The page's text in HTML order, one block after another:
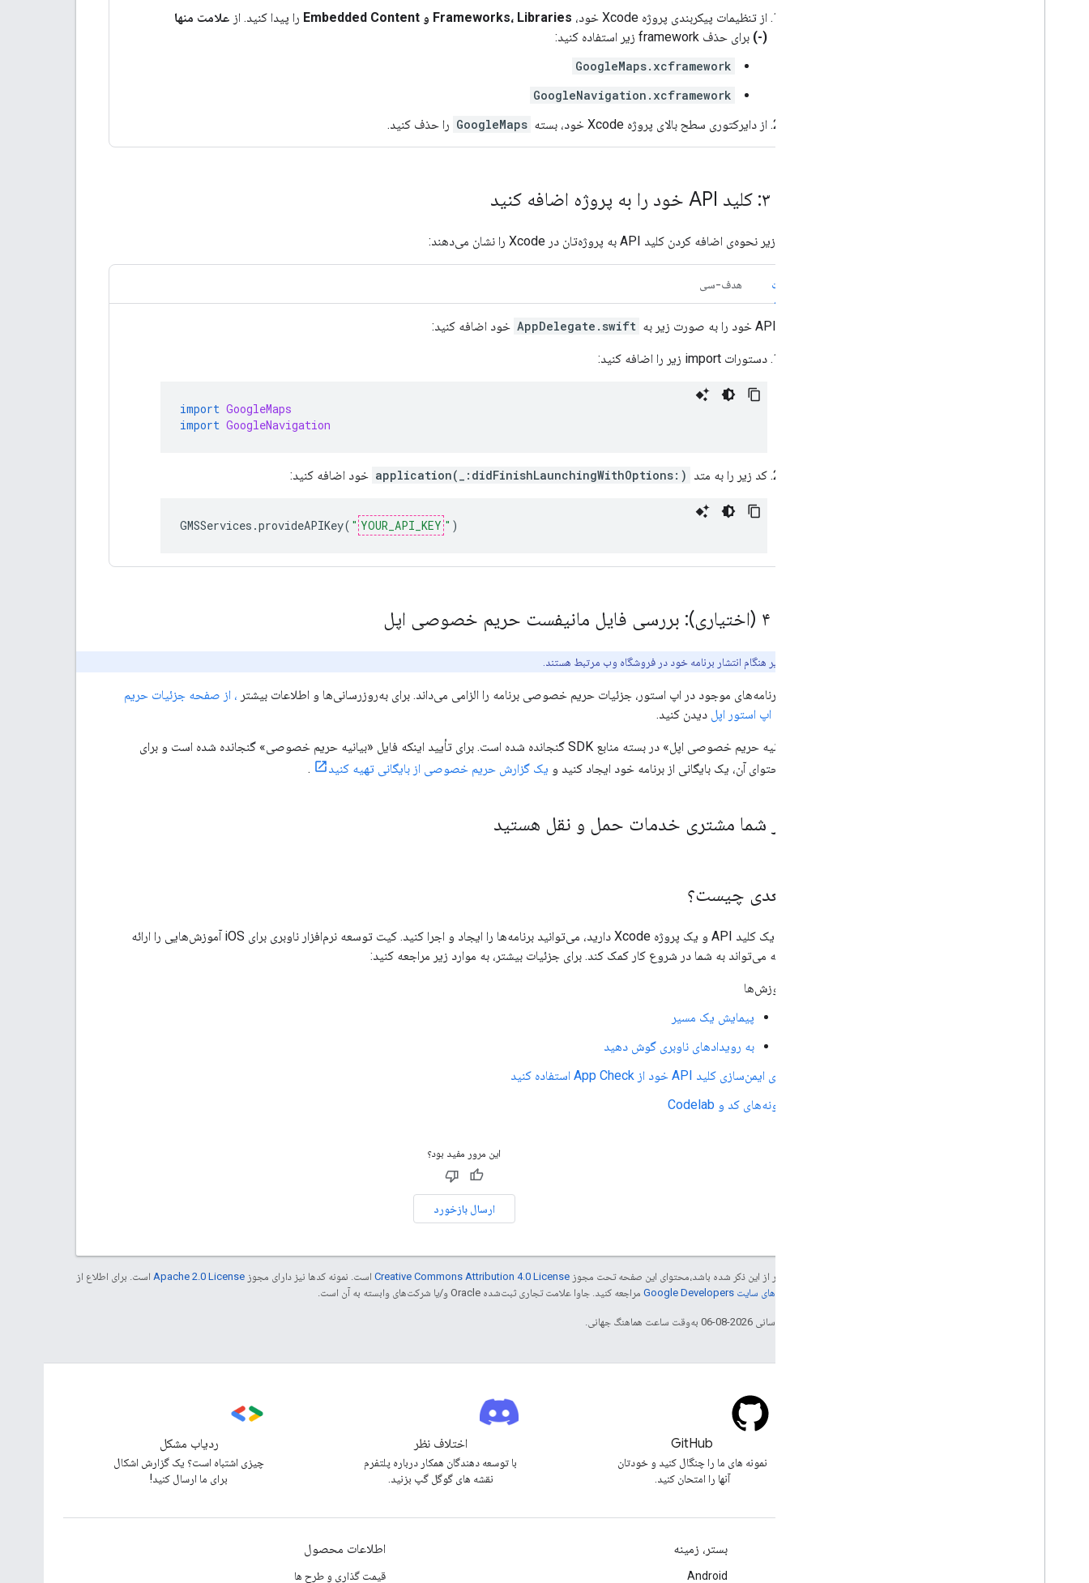
از تنظیمات پیکربندی پروژه Xcode خود،
Frameworks، Libraries و Embedded Content را پیدا کنید. از علامت منها
(-) برای حذف framework زیر استفاده کنید:
GoogleMaps.xcframework
GoogleNavigation.xcframework
از دایرکتوری سطح بالای پروژه Xcode خود، بسته
GoogleMaps را حذف کنید.
مثال‌های زیر نحوه‌ی اضافه کردن کلید API به پروژه‌تان در Xcode را نشان می‌دهند:
سویفت هدف-سی
AppDelegate.swift خود اضافه کنید:
دستورات import زیر را اضافه کنید:
import GoogleMaps
import GoogleNavigation
کد زیر را به متد application(_:didFinishLaunchingWithOptions:) خود اضافه کنید:
GMSServices .provideAPIKey( " YOUR_API_KEY " )
موارد زیر هنگام انتشار برنامه خود در فروشگاه وب مرتبط هستند.
اپل برای برنامه‌های موجود در اپ استور، جزئیات حریم خصوصی برنامه را الزامی می‌داند. برای به‌روزرسانی‌ها و اطلاعات بیشتر ، از صفحه جزئیات حریم
خصوصی اپ استور اپل دیدن کنید.
فایل «بیانیه حریم خصوصی اپل» در بسته منابع SDK گنجانده شده است. برای تأیید اینکه فایل «بیانیه حریم خصوصی» گنجانده شده است و برای
بررسی محتوای آن، یک بایگانی از برنامه خود ایجاد کنید و یک گزارش حریم خصوصی از بایگانی تهیه کنید .
اگر شما مشتری خدمات حمل و نقل هستید
قدم بعدی چیست؟
اکنون که یک کلید API و یک پروژه Xcode دارید، می‌توانید برنامه‌ها را ایجاد و اجرا کنید. کیت توسعه نرم‌افزار ناوبری برای iOS آموزش‌هایی را ارائه
می‌دهد که می‌تواند به شما در شروع کار کمک کند. برای جزئیات بیشتر، به موارد زیر مراجعه کنید:
آموزش‌ها
پیمایش یک مسیر
به رویدادهای ناوبری گوش دهید
برای ایمن‌سازی کلید API خود از App Check استفاده کنید
نمونه‌های کد و Codelab
این مرور مفید بود؟
ارسال بازخورد
جز در مواردی که غیر از این ذکر شده باشد،‌محتوای این صفحه تحت مجوز Creative Commons Attribution 4.0 License است. نمونه کدها نیز دارای مجوز Apache 2.0 License است. برای اطلاع از
خطمشی‌های سایت Google Developers‏ مراجعه کنید. جاوا علامت تجاری ثبت‌شده Oracle و/یا شرکت‌های وابسته به آن است.
تاریخ آخرین به‌روزرسانی 2026-08-06 به‌وقت ساعت هماهنگ جهانی.
GitHub
نمونه های ما را چنگال کنید و خودتان
آنها را امتحان کنید.
اختلاف نظر
با توسعه دهندگان همکار درباره پلتفرم
نقشه های گوگل گپ بزنید.
ردیاب مشکل
چیزی اشتباه است؟ یک گزارش اشکال
برای ما ارسال کنید!
بستر، زمینه
Android
اطلاعات محصول
قیمت گذاری و طرح ها